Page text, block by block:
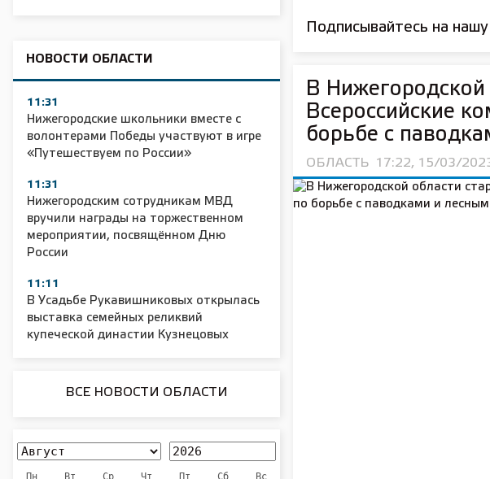
НОВОСТИ ОБЛАСТИ
11:31
Нижегородские школьники вместе с
волонтерами Победы участвуют в игре
«Путешествуем по России»
11:31
Нижегородским сотрудникам МВД
вручили награды на торжественном
мероприятии, посвящённом Дню
России
11:11
В Усадьбе Рукавишниковых открылась
выставка семейных реликвий
купеческой династии Кузнецовых
ВСЕ НОВОСТИ ОБЛАСТИ
Пн Вт Ср Чт Пт Сб Вс
Подписывайтесь на нашу
В Нижегородской
Всероссийские
борьбе с
ОБЛАСТЬ 17:22, 15/03/